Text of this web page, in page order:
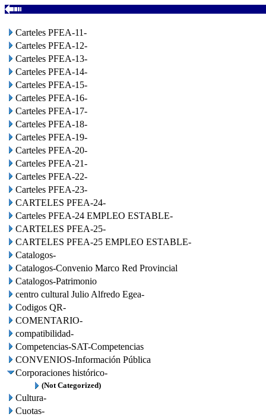
Carteles PFEA-11-
Carteles PFEA-12-
Carteles PFEA-13-
Carteles PFEA-14-
Carteles PFEA-15-
Carteles PFEA-16-
Carteles PFEA-17-
Carteles PFEA-18-
Carteles PFEA-19-
Carteles PFEA-20-
Carteles PFEA-21-
Carteles PFEA-22-
Carteles PFEA-23-
CARTELES PFEA-24-
Carteles PFEA-24 EMPLEO ESTABLE-
CARTELES PFEA-25-
CARTELES PFEA-25 EMPLEO ESTABLE-
Catalogos-
Catalogos-Convenio Marco Red Provincial
Catalogos-Patrimonio
centro cultural Julio Alfredo Egea-
Codigos QR-
COMENTARIO-
compatibilidad-
Competencias-SAT-Competencias
CONVENIOS-Información Pública
Corporaciones histórico-
(Not Categorized)
Cultura-
Cuotas-